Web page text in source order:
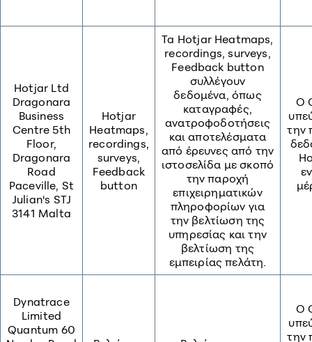
Hotjar Ltd
Dragonara
Business
Centre 5th
Floor,
Dragonara
Road
Paceville, St
Julian's STJ
3141 Malta
Hotjar
Heatmaps,
recordings,
surveys,
Feedback
button
Ta Hotjar Heatmaps,
recordings, surveys,
Feedback button
συλλέγουν
δεδομένα, όπως
καταγραφές,
ανατροφοδοτήσεις
και αποτελέσματα
από έρευνες από την
ιστοσελίδα με σκοπό
την παροχή
επιχειρηματικών
πληροφορίων για
την βελτίωση της
υπηρεσίας και την
βελτίωση της
εμπειρίας πελάτη.
O
την
Dynatrace
Limited
Quantum 60
O
την